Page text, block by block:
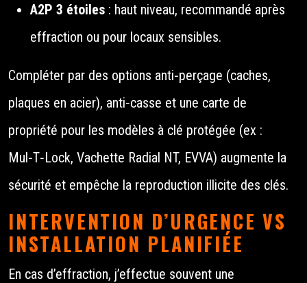
A2P 3 étoiles : haut niveau, recommandé après
effraction ou pour locaux sensibles.
Compléter par des options anti‑perçage (caches,
plaques en acier), anti‑casse et une carte de
propriété pour les modèles à clé protégée (ex :
Mul‑T‑Lock, Vachette Radial NT, EVVA) augmente la
sécurité et empêche la reproduction illicite des clés.
INTERVENTION D’URGENCE VS
INSTALLATION PLANIFIÉE
En cas d’effraction, j’effectue souvent une